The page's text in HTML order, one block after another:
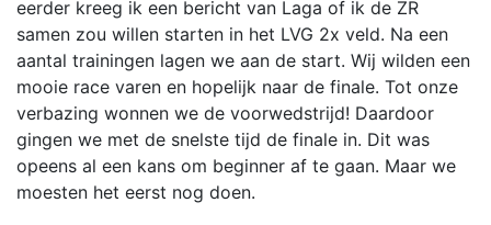
eerder kreeg ik een bericht van Laga of ik de ZR
samen zou willen starten in het LVG 2x veld. Na een
aantal trainingen lagen we aan de start. Wij wilden een
mooie race varen en hopelijk naar de finale. Tot onze
verbazing wonnen we de voorwedstrijd! Daardoor
gingen we met de snelste tijd de finale in. Dit was
opeens al een kans om beginner af te gaan. Maar we
moesten het eerst nog doen.